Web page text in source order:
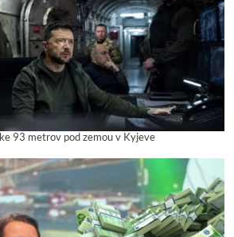
93 metrov pod zemou v Kyjeve